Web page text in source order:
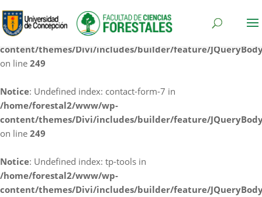
Notice: Undefined index: cf7rl-redirect_method in
/home/forestal2/www/wp-
content/themes/Divi/includes/builder/feature/
on line 249
Notice: Undefined index: contact-form-7 in
/home/forestal2/www/wp-
content/themes/Divi/includes/builder/feature/
on line 249
Notice: Undefined index: tp-tools in
/home/forestal2/www/wp-
content/themes/Divi/includes/builder/feature/